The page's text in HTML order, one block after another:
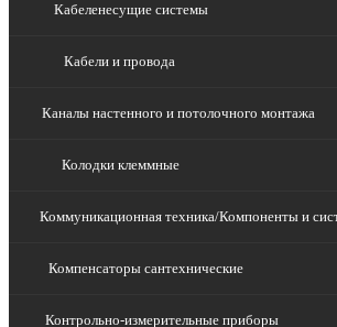
Кабеленесущие системы
Кабели и провода
Каналы настенного и потолочного монтажа
Колодки клеммные
Коммуникационная техника/Компоненты и
Компенсаторы сантехнические
Контрольно-измерительные приборы